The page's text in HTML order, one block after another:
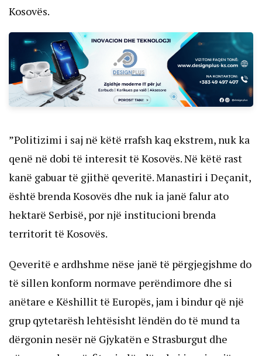
Kosovës.
”Politizimi i saj në këtë rrafsh kaq ekstrem, nuk ka
qenë në dobi të interesit të Kosovës. Në këtë rast
kanë gabuar të gjithë qeveritë. Manastiri i Deçanit,
është brenda Kosovës dhe nuk ia janë falur ato
hektarë Serbisë, por një institucioni brenda
territorit të Kosovës.
Qeveritë e ardhshme nëse janë të përgjegjshme do
të sillen konform normave perëndimore dhe si
anëtare e Këshillit të Europës, jam i bindur që një
grup qytetarësh lehtësisht lëndën do të mund ta
dërgonin nesër në Gjykatën e Strasburgut dhe